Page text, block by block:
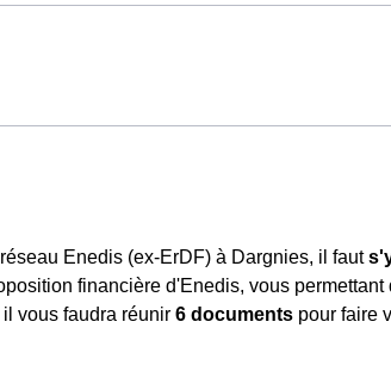
Enedis (ex-ErDF) à Dargnies, il faut
financière d'Enedis, vous permettant
vous faudra réunir 6 documents pour faire